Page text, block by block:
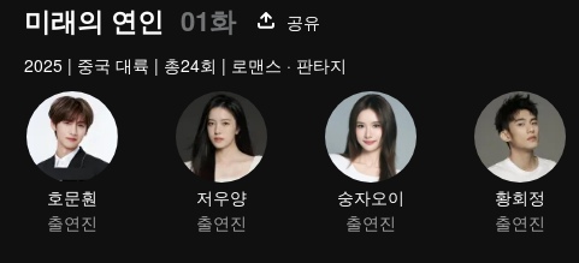
미래의 연인 01화
공유
2025 | 중국 대륙 | 총24회 | 로맨스 · 판타지
호문훤
출연진
저우양
출연진
숭자오이
출연진
황회정
출연진